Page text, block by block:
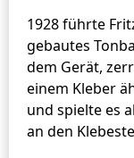
1928 führte
gebautes
dem Gerät,
einem Kleber
und spielte es
an den